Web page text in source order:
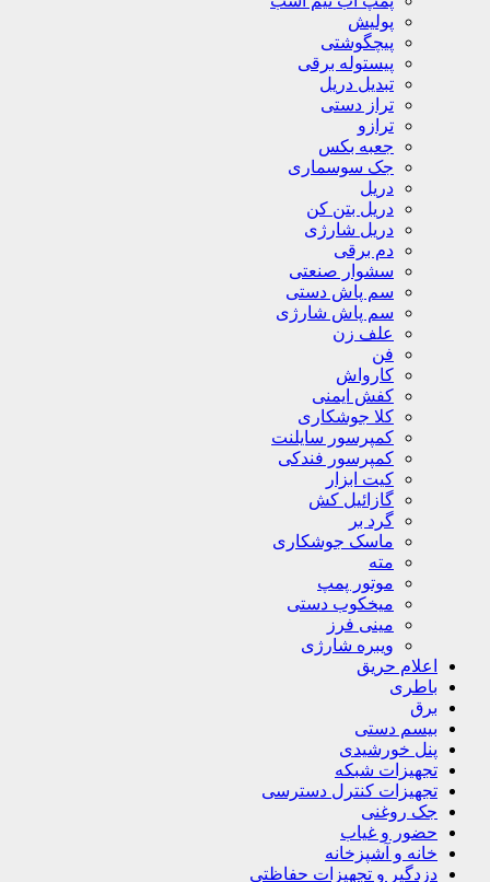
پولیش
پیچگوشتی
پیستوله برقی
تبدیل دریل
تراز دستی
ترازو
جعبه بکس
جک سوسماری
دریل
دریل بتن کن
دریل شارژی
دم برقی
سشوار صنعتی
سم پاش دستی
سم پاش شارژی
علف زن
فن
کارواش
کفش ایمنی
کلا جوشکاری
کمپرسور سایلنت
کمپرسور فندکی
کیت ابزار
گازائیل کش
گرد بر
ماسک جوشکاری
مته
موتور پمپ
میخکوب دستی
مینی فرز
ویبره شارژی
اعلام حریق
باطری
برق
بیسم دستی
پنل خورشیدی
تجهیزات شبکه
تجهیزات کنترل دسترسی
جک روغنی
حضور و غیاب
خانه و آشپزخانه
دزدگیر و تجهیزات حفاظتی